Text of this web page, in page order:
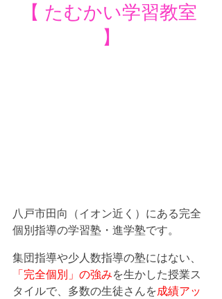
【 たむかい学習教室
】
八戸市田向（イオン近く）にある完全
個別指導の学習塾・進学塾です。
集団指導や少人数指導の塾にはない、
「完全個別」の強みを生かした授業ス
タイルで、多数の生徒さんを成績アッ